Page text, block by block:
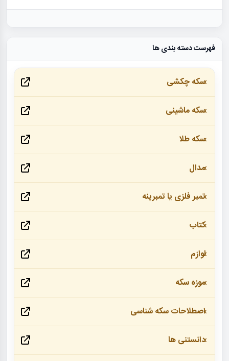
فهرست دسته بندی ها
سکه چکشی
سکه ماشینی
سکه طلا
مدال
تمبر فلزی یا تمبرینه
کتاب
لوازم
موزه سکه
اصطلاحات سکه شناسی
دانستنی ها